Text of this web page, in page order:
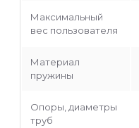
Максимальный
вес пользователя
Материал
пружины
Опоры, диаметры
труб